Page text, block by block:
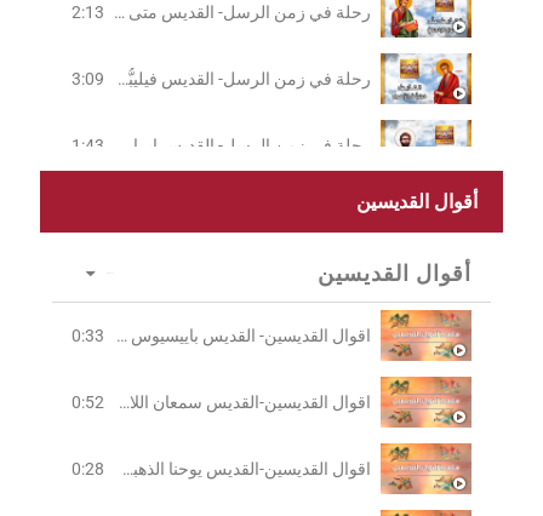
رحلة في زمن الرسل- القديس متى الرسول 2:13
رحلة في زمن الرسل- القديس فيليبُّسْ الرّسول 3:09
1:43
أقوال القديسين
أقوال القديسين
اقوال القديسين- القديس باييسيوس الآثوسي 0:33
اقوال القديسين-القديس سمعان اللاهوتي الحديث 0:52
اقوال القديسين-القديس يوحنا الذهبي الفم 0:28